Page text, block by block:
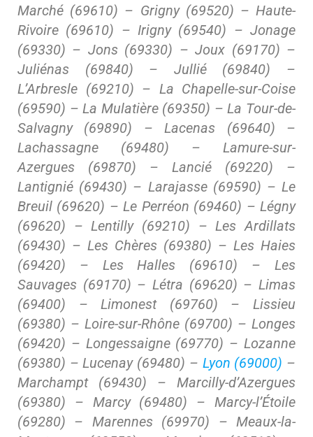
Marché (69610) – Grigny (69520) – Haute-
Rivoire (69610) – Irigny (69540) – Jonage
(69330) – Jons (69330) – Joux (69170) –
Juliénas (69840) – Jullié (69840) –
L’Arbresle (69210) – La Chapelle-sur-Coise
(69590) – La Mulatière (69350) – La Tour-de-
Salvagny (69890) – Lacenas (69640) –
Lachassagne (69480) – Lamure-sur-
Azergues (69870) – Lancié (69220) –
Lantignié (69430) – Larajasse (69590) – Le
Breuil (69620) – Le Perréon (69460) – Légny
(69620) – Lentilly (69210) – Les Ardillats
(69430) – Les Chères (69380) – Les Haies
(69420) – Les Halles (69610) – Les
Sauvages (69170) – Létra (69620) – Limas
(69400) – Limonest (69760) – Lissieu
(69380) – Loire-sur-Rhône (69700) – Longes
(69420) – Longessaigne (69770) – Lozanne
(69380) – Lucenay (69480) – Lyon (69000) –
Marchampt (69430) – Marcilly-d’Azergues
(69380) – Marcy (69480) – Marcy-l’Étoile
(69280) – Marennes (69970) – Meaux-la-